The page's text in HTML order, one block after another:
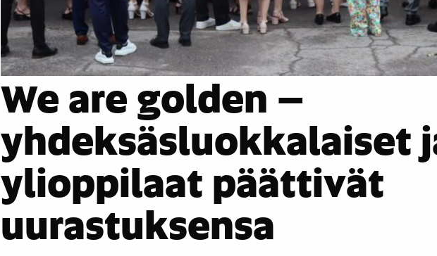
We are golden –
yhdeksäsluokkalaiset
ylioppilaat päättivät
uurastuksensa